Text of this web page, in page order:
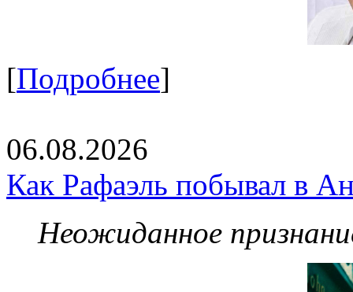
[Подробнее]
06.08.2026
Как Рафаэль побывал в
Неожиданное